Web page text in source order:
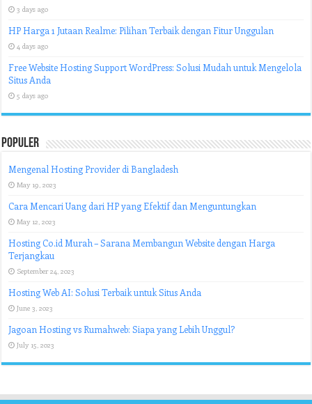
3 days ago
HP Harga 1 Jutaan Realme: Pilihan Terbaik dengan Fitur Unggulan
4 days ago
Free Website Hosting Support WordPress: Solusi Mudah untuk Mengelola
Situs Anda
5 days ago
Populer
Mengenal Hosting Provider di Bangladesh
May 19, 2023
Cara Mencari Uang dari HP yang Efektif dan Menguntungkan
May 12, 2023
Hosting Co.id Murah – Sarana Membangun Website dengan Harga
Terjangkau
September 24, 2023
Hosting Web AI: Solusi Terbaik untuk Situs Anda
June 3, 2023
Jagoan Hosting vs Rumahweb: Siapa yang Lebih Unggul?
July 15, 2023